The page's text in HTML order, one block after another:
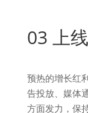
03 上
预热的增长红
告投放、媒体
方面发力，保